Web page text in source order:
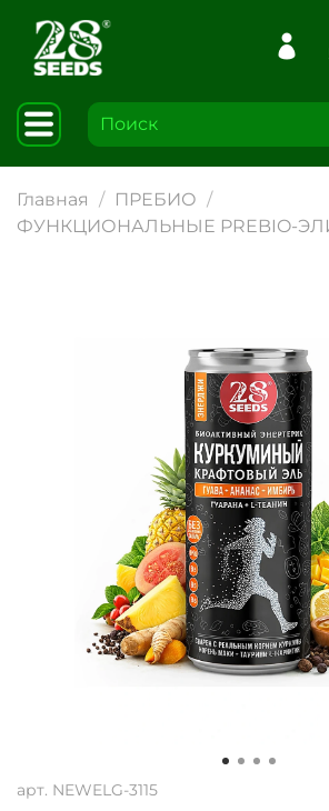
Главная
ПРЕБИО
ФУНКЦИОНАЛЬНЫЕ PREBIO-
арт. NEWELG-3115